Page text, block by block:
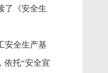
了《安全生
安全生产基
依托“安全宣